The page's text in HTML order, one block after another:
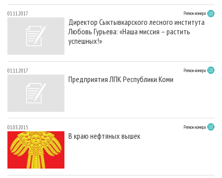
01.11.2017 Регион номера
Директор Сыктывкарского лесного института
Любовь Гурьева: «Наша миссия – растить
успешных!»
01.11.2017 Регион номера
Предприятия ЛПК Республики Коми
01.03.2015 Регион номера
В краю нефтяных вышек